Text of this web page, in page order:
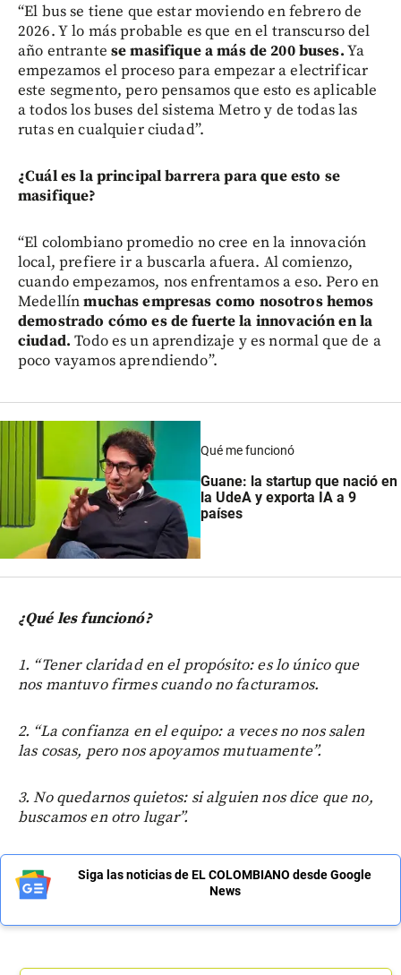
“El bus se tiene que estar moviendo en febrero de
2026. Y lo más probable es que en el transcurso del
año entrante se masifique a más de 200 buses.Ya
empezamos el proceso para empezar a electrificar
este segmento, pero pensamos que esto es aplicable
a todos los buses del sistema Metro y de todas las
rutas en cualquier ciudad”.
¿Cuál es la principal barrera para que esto se
masifique?
“El colombiano promedio no cree en la innovación
local, prefiere ir a buscarla afuera. Al comienzo,
cuando empezamos, nos enfrentamos a eso. Pero en
Medellínmuchas empresas como nosotros hemos
demostrado cómo es de fuerte la innovación en la
ciudad.Todo es un aprendizaje y es normal que de a
poco vayamos aprendiendo”.
Qué me funcionó
Guane: la startup que nació en
la UdeA y exporta IA a 9
países
¿Qué les funcionó?
1. “Tener claridad en el propósito: es lo único que
nos mantuvo firmes cuando no facturamos.
2. “La confianza en el equipo: a veces no nos salen
las cosas, pero nos apoyamos mutuamente”.
3. No quedarnos quietos: si alguien nos dice que no,
buscamos en otro lugar”.
Siga las noticias de EL COLOMBIANO desde Google
News